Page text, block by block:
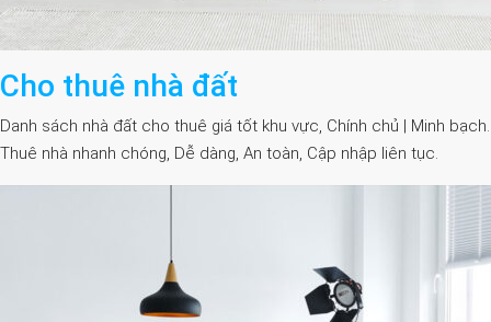
Cho thuê nhà đất
Danh sách nhà đất cho thuê giá tốt khu vực, Chính chủ | Minh bạch.
Thuê nhà nhanh chóng, Dễ dàng, An toàn, Cập nhập liên tục.